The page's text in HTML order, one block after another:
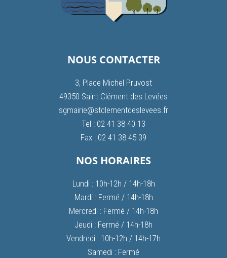
NOUS CONTACTER
3, Place Michel Pruvost
49350 Saint Clément des Levées
sgmairie@stclementdeslevees.fr
Tel : 02 41 38 40 13
Fax : 02 41 38 45 39
NOS HORAIRES
Lundi : 10h-12h / 14h-18h
Mardi : Fermé / 14h-18h
Mercredi : Fermé / 14h-18h
Jeudi : Fermé / 14h-18h
Vendredi : 10h-12h / 14h-17h
Samedi : Fermé